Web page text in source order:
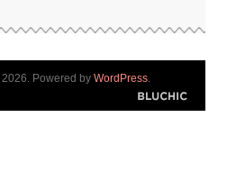
2026. Powered by WordPress